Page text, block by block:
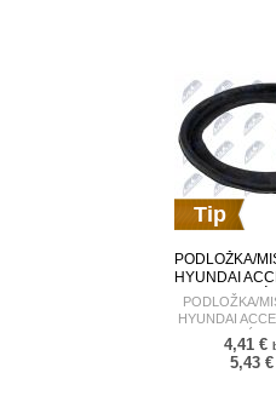
Tip
PODLOŽKA/
HYUNDAI
94-13 /
55323-22000
PODLOŽKA/
HYUNDAI
13 /ZADNÉ,
22000
4,41 €
5,43 €